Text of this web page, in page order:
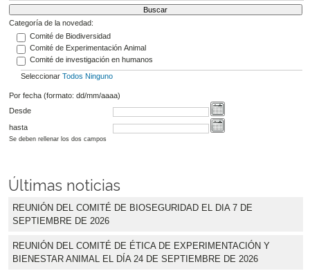
Categoría de la novedad:
Comité de Biodiversidad
Comité de Experimentación Animal
Comité de investigación en humanos
Seleccionar Todos Ninguno
Por fecha (formato: dd/mm/aaaa)
Desde
hasta
Se deben rellenar los dos campos
Últimas noticias
REUNIÓN DEL COMITÉ DE BIOSEGURIDAD EL DIA 7 DE
SEPTIEMBRE DE 2026
REUNIÓN DEL COMITÉ DE ÉTICA DE EXPERIMENTACIÓN Y
BIENESTAR ANIMAL EL DÍA 24 DE SEPTIEMBRE DE 2026